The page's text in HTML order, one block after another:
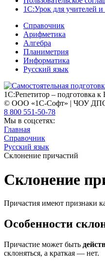
1С:Урок для учителей
Справочник
Арифметика
Алгебра
Планиметрия
Информатика
Русский язык
1С:Репетитор – подготовка
© ООО «1С-Софт» | ЧОУ
8 800 551-50-78
Мы в соцсетях:
Главная
Справочник
Русский язык
Склонение причастий
Склонение
Причастия имеют признаки
Особенности
Причастие может быть
склоняться, а краткая — нет.